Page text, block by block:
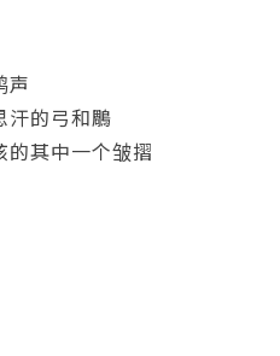
声
汗的弓和鵰
其中一个皱摺